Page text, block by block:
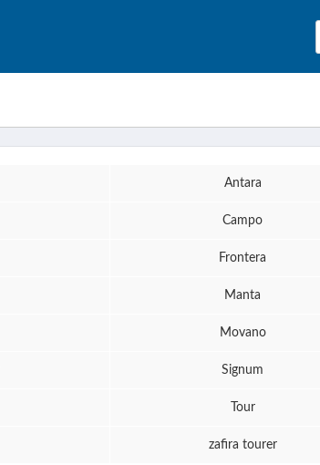
Antara
Campo
Frontera
Manta
Movano
Signum
Tour
zafira tourer